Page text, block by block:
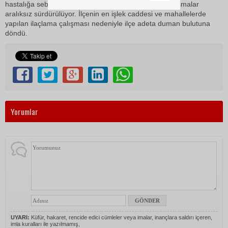
hastalığa sebep olan sivrisineklerle mücadele için çalışmalar
aralıksız sürdürülüyor. İlçenin en işlek caddesi ve mahallelerde
yapılan ilaçlama çalışması nedeniyle ilçe adeta duman bulutuna
döndü.
Yorumlar
UYARI: Küfür, hakaret, rencide edici cümleler veya imalar, inançlara saldırı içeren,
imla kuralları ile yazılmamış,